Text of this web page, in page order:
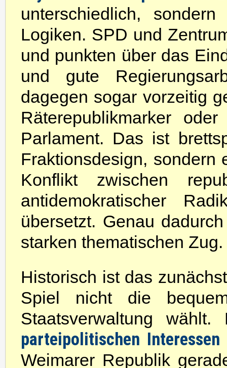
unterschiedlich,
Logiken. SPD und
und punkten über das
und gute
dagegen sogar vorzeitig
Räterepublikmarker
Parlament. Das ist
Fraktionsdesign, sondern
Konflikt zwischen
antidemokratischer
übersetzt. Genau
starken thematischen Zug.
Historisch ist das
Spiel nicht die
Staatsverwaltung
parteipolitischen Interessen
Weimarer Republik